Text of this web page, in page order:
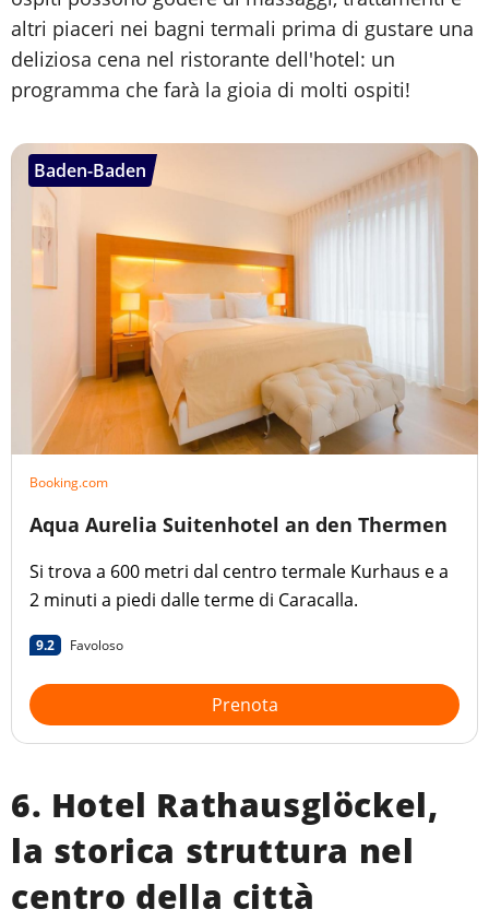
altri piaceri nei bagni termali prima di gustare una
deliziosa cena nel ristorante dell'hotel: un
programma che farà la gioia di molti ospiti!
Baden-Baden
Booking.com
Aqua Aurelia Suitenhotel an den Thermen
Si trova a 600 metri dal centro termale Kurhaus e a
2 minuti a piedi dalle terme di Caracalla.
9.2 Favoloso
Prenota
6. Hotel Rathausglöckel,
la storica struttura nel
centro della città